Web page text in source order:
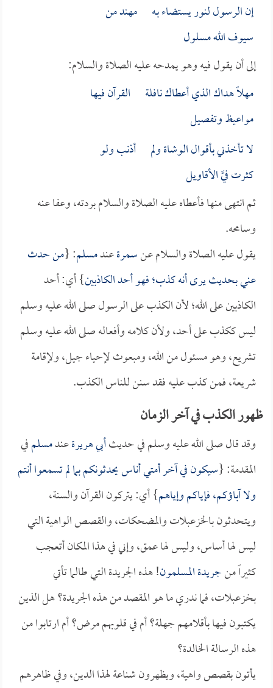
إن الرسول لنور يستضاء بـه مهند من
سيوف الله مسلول
إلى أن يقول فيه وهو يمدحه عليه الصلاة والسلام:
مهلاً هداك الذي أعطاك نافلة القرآن فيها
مواعيظ وتفصيل
لا تأخذني بأقوال الوشاة ولم أذنب ولو
كثرت فيَّ الأقاويل
ثم انتهى منها فأعطاه عليه الصلاة والسلام بردته، وعفا عنه
وسامحه.
يقول عليه الصلاة والسلام عنسمرةعندمسلم: {من حدث
عني بحديث يرى أنه كذب؛ فهو أحد الكاذبين} أي: أحد
الكاذبين على الله؛ لأن الكذب على الرسول صلى الله عليه وسلم
ليس ككذب على أحد، ولأن كلامه وأفعاله صلى الله عليه وسلم
تشريع، وهو مسئول من الله، ومبعوث لإحياء جيل، ولإقامة
شريعة، فمن كذب عليه فقد سنن للناس الكذب.
ظهور الكذب في آخر الزمان
وقد قال صلى الله عليه وسلم في حديثأبي هريرةعندمسلمفي
المقدمة: {سيكون في آخر أمتي أناس يحدثونكم بما لم تسمعوا أنتم
ولا آباؤكم، فإياكم وإياهم} أي: يتركون القرآن والسنة،
ويتحدثون بالخزعبلات والمضحكات، والقصص الواهية التي
ليس لها أساس، وليس لها عمق، وإني في هذا المكان أتعجب
كثيراً منجريدة المسلمون! هذه الجريدة التي طالما تأتي
بخزعبلات، فما ندري ما هو المقصد من هذه الجريدة؟ هل الذين
يكتبون فيها بأقلامهم جهلة؟ أم في قلوبهم مرض؟ أم ارتابوا من
هذه الرسالة الخالدة؟
يأتون بقصص واهية، ويظهرون شناعة لهذا الدين، وفي ظاهرهم